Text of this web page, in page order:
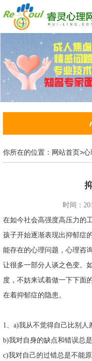
你所在的位置： 网站首页>心
时间：
在如今社会高强度高压力的
孩子开始逐渐表现出抑郁症
能存在的心理问题，心理咨
让很多一部分人谈之色变。
度，不妨来试着做一下下面
在着抑郁症的隐患。
1、a)我从不觉得自己比别人
b)我对自身的缺点和错误总
c)我对自己的过错总是不能